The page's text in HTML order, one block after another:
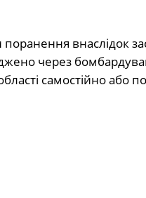
внаслідок
через
самостійно або